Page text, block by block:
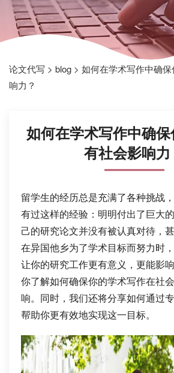
论文代写 > blog > 如何在学术写作中确
响力？
如何在学术写作中确
有社会影响力
留学生的经历总是充满了各种挑战
有过这样的经验：明明付出了巨大
己的研究论文并没有被认真对待，
在异国他乡为了学术目标而努力时
让你的研究工作更有意义，更能影
你了解如何确保你的学术写作在社
响。同时，我们还将分享如何通过
帮助你更有效地实现这一目标。